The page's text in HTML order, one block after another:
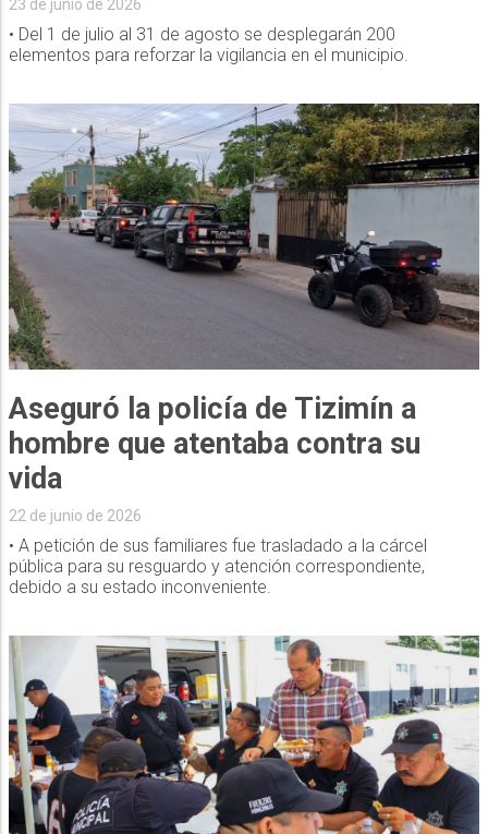
23 de junio de 2026
• Del 1 de julio al 31 de agosto se desplegarán 200
elementos para reforzar la vigilancia en el municipio.
Aseguró la policía de Tizimín a
hombre que atentaba contra su
vida
22 de junio de 2026
• A petición de sus familiares fue trasladado a la cárcel
pública para su resguardo y atención correspondiente,
debido a su estado inconveniente.